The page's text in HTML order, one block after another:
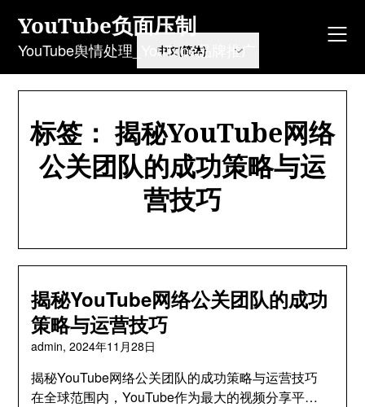
content
YouTube负面压制
YouTube舆情处理_YouTube品牌推广
标签：揭秘YouTube网络
公关团队的成功策略与运
营技巧
揭秘YouTube网络公关团队的成功
策略与运营技巧
admin,2024年11月28日
揭秘YouTube网络公关团队的成功策略与运营技巧
在全球范围内，YouTube作为最大的视频分享平…